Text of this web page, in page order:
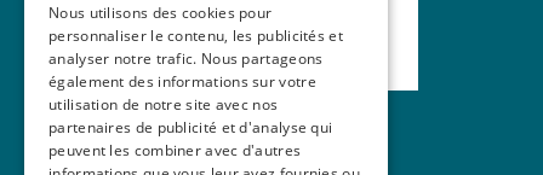
Nos formations
Nous utilisons des cookies pour
personnaliser le contenu, les publicités et
analyser notre trafic. Nous partageons
également des informations sur votre
utilisation de notre site avec nos
partenaires de publicité et d'analyse qui
peuvent les combiner avec d'autres